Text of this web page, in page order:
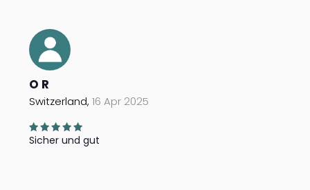
O R
Switzerland,16 Apr 2025
Sicher und gut